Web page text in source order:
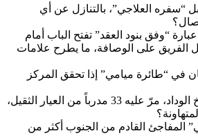
“سفره العلاجي”، بالتنازل عن أي
“وفق بنود العقد” تفتح الباب أمام
الفريق على الوصافة، ما يطرح علامات
في “طائرة ميامي” إذا تحقق المركز
كيف قبل نادٍ بحجم وتاريخ الوداد، مرّ عليه 33 مدرباً من العيار الثقيل،
المفاجئ القادم من الجنوب أكثر من